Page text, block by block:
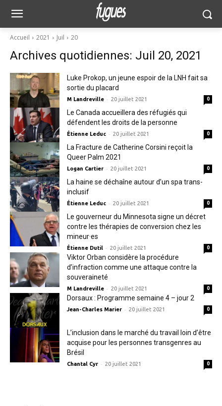
Accueil 2021 Juil 20
Archives quotidiennes: Juil 20, 2021
Luke Prokop, un jeune espoir de la LNH fait sa
sortie du placard
M Landreville - 20 juillet 2021 0
Le Canada accueillera des réfugiés qui
défendent les droits de la personne
Étienne Leduc - 20 juillet 2021 0
La Fracture de Catherine Corsini reçoit la
Queer Palm 2021
Logan Cartier - 20 juillet 2021 0
La haine se déchaîne autour d’un spa trans-
inclusif
Étienne Leduc - 20 juillet 2021 0
Le gouverneur du Minnesota signe un décret
contre les thérapies de conversion chez les
mineur·es
Étienne Dutil - 20 juillet 2021 0
Viktor Orban considère la procédure
d’infraction comme une attaque contre la
souveraineté
M Landreville - 20 juillet 2021 0
Dorsaux : Programme semaine 4 – jour 2
Jean-Charles Marier - 20 juillet 2021 0
L’inclusion dans le marché du travail loin d’être
acquise pour les personnes transgenres au
Brésil
Chantal Cyr - 20 juillet 2021 0